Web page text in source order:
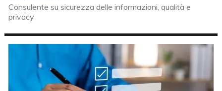
Consulente su sicurezza delle informazioni, qualità e
privacy